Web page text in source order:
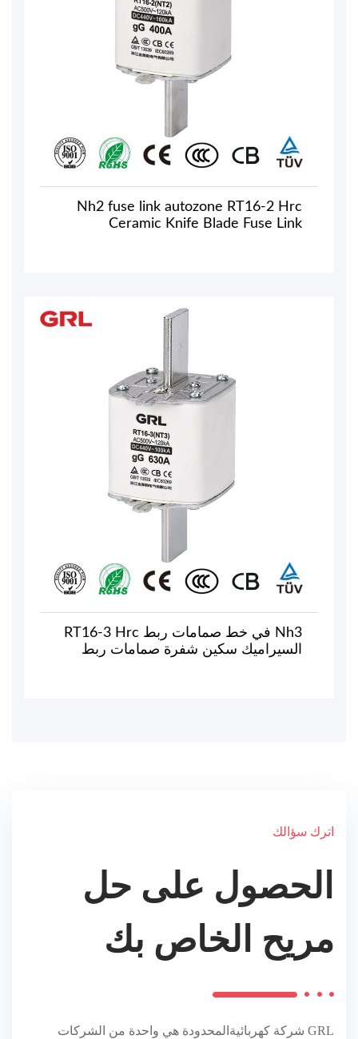
Nh2 fuse link autozone RT16-2 Hrc
Ceramic Knife Blade Fuse Link
Nh3 في خط صمامات ربط RT16-3 Hrc
السيراميك سكين شفرة صمامات ربط
اترك سؤالك
الحصول على حل
مريح الخاص بك
GRL شركة كهربائيةالمحدودة هي واحدة من الشركات